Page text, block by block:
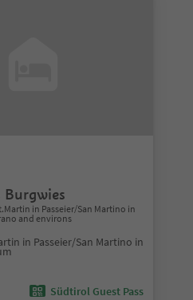
in Passeier/San Martino in
and environs
in Passeier/San Martino in
Südtirol Guest Pass